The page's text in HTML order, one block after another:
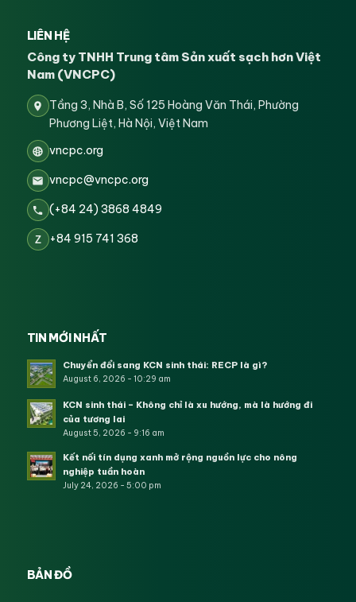
LIÊN HỆ
Công ty TNHH Trung tâm Sản xuất sạch hơn Việt
Nam (VNCPC)
Tầng 3, Nhà B, Số 125 Hoàng Văn Thái, Phường
Phương Liệt, Hà Nội, Việt Nam
vncpc.org
vncpc@vncpc.org
(+84 24) 3868 4849
Z +84 915 741 368
TIN MỚI NHẤT
Chuyển đổi sang KCN sinh thái: RECP là gì?
August 6, 2026 - 10:29 am
KCN sinh thái – Không chỉ là xu hướng, mà là hướng đi
của tương lai
August 5, 2026 - 9:16 am
Kết nối tín dụng xanh mở rộng nguồn lực cho nông
nghiệp tuần hoàn
July 24, 2026 - 5:00 pm
BẢN ĐỒ